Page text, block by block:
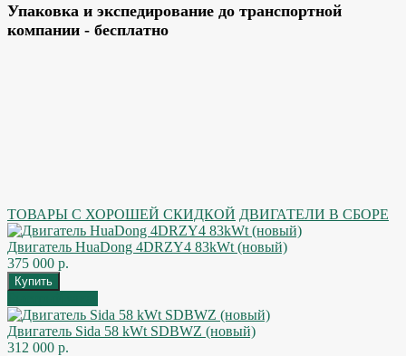
Упаковка и экспедирование до транспортной
компании - бесплатно
ТОВАРЫ С ХОРОШЕЙ СКИДКОЙ ДВИГАТЕЛИ В СБОРЕ
Двигатель HuaDong 4DRZY4 83kWt (новый)
375 000 р.
Двигатель Sida 58 kWt SDBWZ (новый)
312 000 р.